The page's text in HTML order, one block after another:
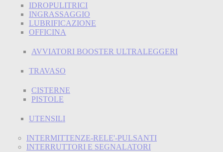
IDROPULITRICI
INGRASSAGGIO
LUBRIFICAZIONE
OFFICINA
AVVIATORI BOOSTER ULTRALEGGERI
TRAVASO
CISTERNE
PISTOLE
UTENSILI
INTERMITTENZE-RELE'-PULSANTI
INTERRUTTORI E SEGNALATORI